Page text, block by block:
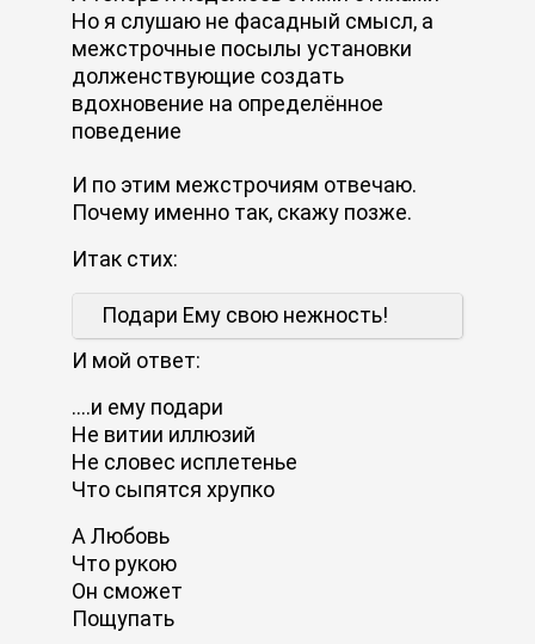
Но я слушаю не фасадный смысл, а
межстрочные посылы установки
долженствующие создать
вдохновение на определённое
поведение
И по этим межстрочиям отвечаю.
Почему именно так, скажу позже.
Итак стих:
Подари Ему свою нежность!
И мой ответ:
....и ему подари
Не витии иллюзий
Не словес исплетенье
Что сыпятся хрупко
А Любовь
Что рукою
Он сможет
Пощупать